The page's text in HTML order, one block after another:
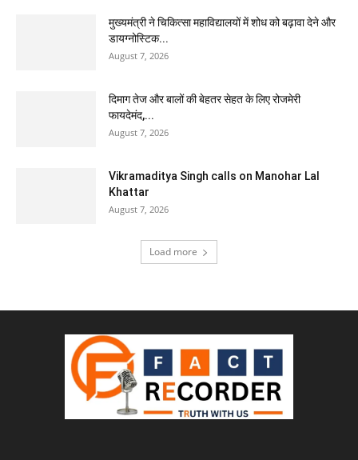
मुख्यमंत्री ने चिकित्सा महाविद्यालयों में शोध को बढ़ावा देने और
डायग्नोस्टिक...
August 7, 2026
दिमाग तेज और बालों की बेहतर सेहत के लिए रोजमेरी
फायदेमंद,...
August 7, 2026
Vikramaditya Singh calls on Manohar Lal
Khattar
August 7, 2026
Load more